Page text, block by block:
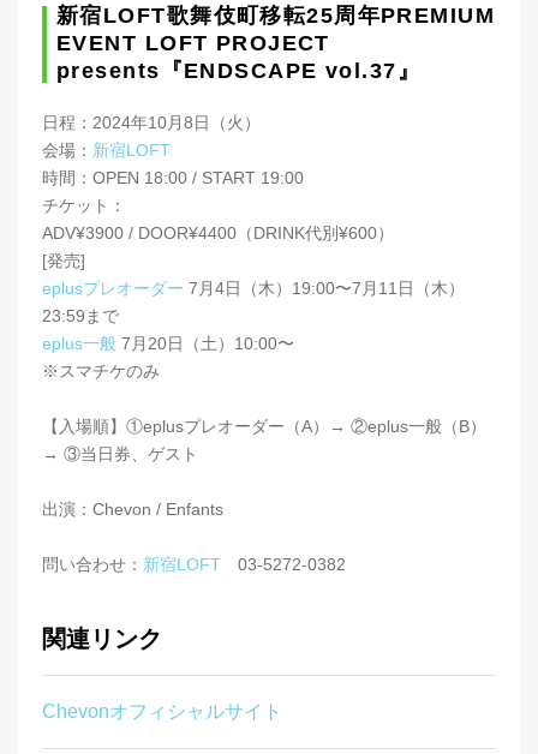
新宿LOFT歌舞伎町移転25周年PREMIUM
EVENT LOFT PROJECT
presents『ENDSCAPE vol.37』
日程：2024年10月8日（火）
会場： 新宿LOFT
時間：OPEN 18:00 / START 19:00
チケット：
ADV¥3900 / DOOR¥4400（DRINK代別¥600）
[発売]
eplusプレオーダー 7月4日（木）19:00〜7月11日（木）
23:59まで
eplus一般 7月20日（土）10:00〜
※スマチケのみ
【入場順】①eplusプレオーダー（A）→ ②eplus一般（B）
→ ③当日券、ゲスト
出演：Chevon / Enfants
問い合わせ： 新宿LOFT 03-5272-0382
関連リンク
Chevonオフィシャルサイト